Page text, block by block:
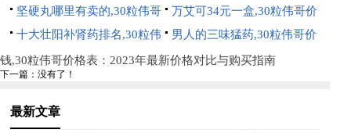
析与购买指南
价格对比与购买指南
价格表：最新价格分析与购买
指南
价格表：2023年最新价格对比
与购买指南
坚硬丸哪里有卖的,30粒伟哥
价格表：全面购买指南与价格
对比
万艾可34元一盒,30粒伟哥价
格表：最新价格对比与购买指
南
十大壮阳补肾药排名,30粒伟
哥价格表：男人必看的壮阳补
肾药物排行榜与价格对比
男人的三味猛药,30粒伟哥价
格表：揭秘男性健康解决方案
钱,30粒伟哥价格表：2023年最新价格对比与购买指南
下一篇：没有了！
最新文章